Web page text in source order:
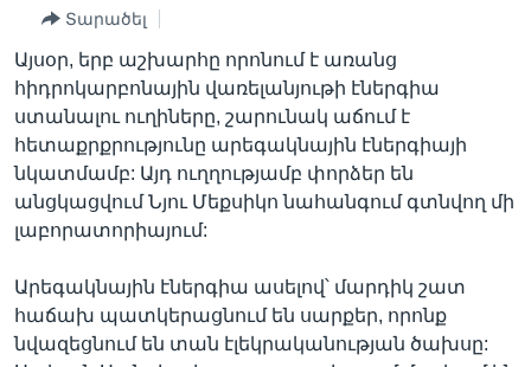
բովանդակություն
ՖԻԼՄԵՐ
ՖԻԼՄԵՐ
IN ENGLISH
ՄԵՐ ՄԱՍԻՆ
ՄԵՐ ՄԱՍԻՆ
«ԱՄԵՐԻԿԱՅԻ ՁԱՅՆ»-Ի ԿԱՆՈՆԱԴՐՈՒԹՅՈՒՆ
ԿԱՊ ՄԵԶ ՀԵՏ
ՈՒԿՐԱԻՆԱԿԱՆ ՊԱՏԵՐԱԶՄ
Learning English
ՀԵՏԵՒԵՔ ՄԵԶ
Լեզուներ
Տարածել
Այսօր, երբ աշխարհը որոնում է առանց
հիդրոկարբոնային վառելանյութի էներգիա
ստանալու ուղիները, շարունակ աճում է
հետաքրքրությունը արեգակնային էներգիայի
նկատմամբ: Այդ ուղղությամբ փորձեր են
անցկացվում Նյու Մեքսիկո նահանգում գտնվող մի
լաբորատորիայում:
Արեգակնային էներգիա ասելով՝ մարդիկ շատ
հաճախ պատկերացնում են սարքեր, որոնք
նվազեցնում են տան էլեկրականության ծախսը: